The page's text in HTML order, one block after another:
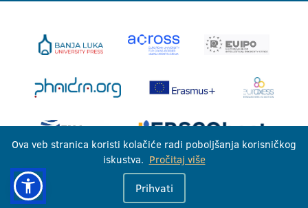
Univerzitet u Banjoj Luci © 2026
Ova veb stranica koristi kolačiće radi poboljšanja korisničkog
iskustva. Pročitaj više
Prihvati